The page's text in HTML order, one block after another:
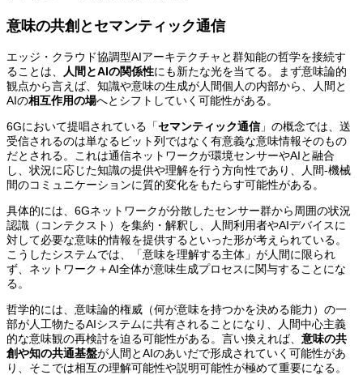
意味の共創とセマンティック通信
エッジ・クラウド協調型AIアーキテクチャと群知能の哲学を接続す
ることは、
人間とAIの関係性にも新たな光を当てる。まず意味論的
観点から言えば、知識や意味の生成が人間個人の内部から、人間と
AIの相互作用の場へとシフトしていく可能性がある。
6Gにおいて提唱されている「セマンティック通信」の概念では、送
受信されるのは単なるビット列ではなく有意義な意味情報そのもの
だとされる。これは通信ネットワークが環境センサーやAIと融合
し、状況に応じた知識の提供や理解を行う方向性であり、人間-機械
間のコミュニケーションに質的変化をもたらす可能性がある。
具体的には、6Gネットワークが分散したセンサー群から周囲の状況
認識（コンテクスト）を集約・解釈し、人間利用者やAIデバイスに
対して必要な意味的情報を提供するといった形が考えられている。
こうしたシステムでは、「意味を理解する主体」が人間に限られ
ず、ネットワーク＋AI全体が意味生成プロセスに関与することにな
る。
哲学的には、意味論的権威（何が意味を持つかを決める能力）の一
部が人工物たるAIシステムに共有されることになり、人間中心主義
的な意味観の再検討を迫る可能性がある。言い換えれば、 意味の共
創や知の共通基盤が人間とAIのあいだで形成されていく可能性があ
り、そこでは相互の理解可能性や説明可能性が極めて重要になる。